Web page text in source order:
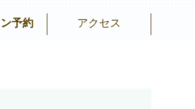
予約 アクセス